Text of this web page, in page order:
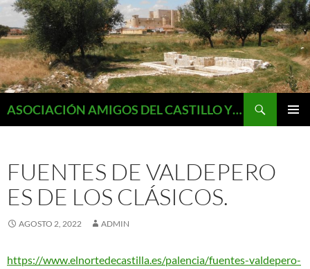
Saltar
al
contenido
ASOCIACIÓN AMIGOS DEL CASTILLO Y MONUMENTOS DE FUENTES DE VALDEPERO
FUENTES DE VALDEPERO
ES DE LOS CLÁSICOS.
AGOSTO 2, 2022 ADMIN
https://www.elnortedecastilla.es/palencia/fuentes-valdepero-